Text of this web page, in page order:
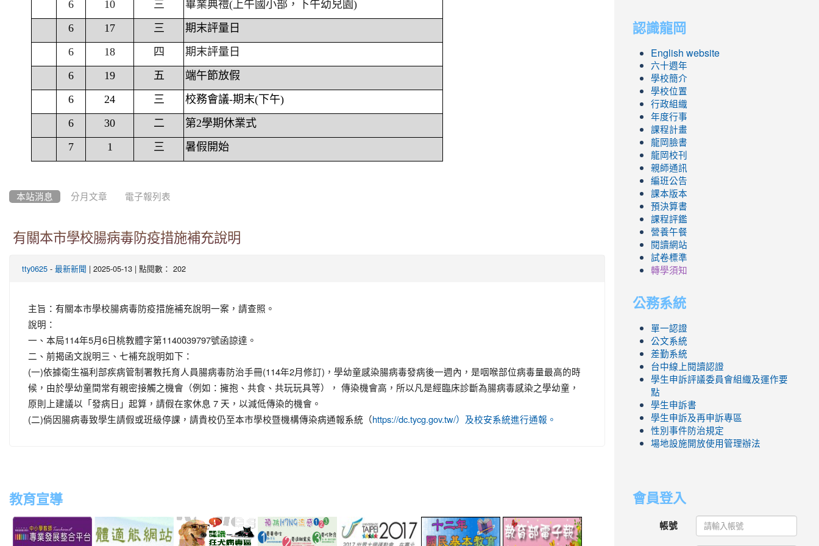
6 10 三
畢業典禮(上午國小部，下午幼兒園)
6
17 三
期末評量日
6
18 四
期末評量日
6
19 五
端午節放假
6
24 三
校務會議-期末(下午)
6
30 二
第2學期休業式
7
1 三 暑假開始
本站消息 分月文章 電子報列表
有關本市學校腸病毒防疫措施補充說明
tty0625 - 最新新聞 | 2025-05-13 | 點閱數： 202
主旨：有關本市學校腸病毒防疫措施補充說明一案，請查照。
說明：
一、本局114年5月6日桃教體字第1140039797號函諒達。
二、前揭函文說明三、七補充說明如下：
(一)依據衛生福利部疾病管制署教托育人員腸病毒防治手冊(114年2月修訂)，學幼童感染腸病毒發病後一週內，是咽喉部位病毒量最高的時
候，由於學幼童間常有親密接觸之機會（例如：擁抱、共食、共玩玩具等）， 傳染機會高，所以凡是經臨床診斷為腸病毒感染之學幼童，
原則上建議以「發病日」起算，請假在家休息 7 天，以減低傳染的機會。
(二)倘因腸病毒致學生請假或班級停課，請貴校仍至本市學校暨機構傳染病通報系統（ https://dc.tycg.gov.tw/）及校安系統進行通報。
教育宣導
to
to
link
to
link
to
link
to
link
link
to
認識龍岡
English website
六十週年
學校簡介
學校位置
行政組織
年度行事
課程計畫
龍岡臉書
龍岡校刊
親師通訊
編班公告
課本版本
預決算書
課程評鑑
營養午餐
閱讀網站
試卷標準
轉學須知
公務系統
單一認證
公文系統
差勤系統
台中線上閱讀認證
學生申訴評議委員會組織及運作要
點
學生申訴書
學生申訴及再申訴專區
性別事件防治規定
場地設施開放使用管理辦法
會員登入
帳號